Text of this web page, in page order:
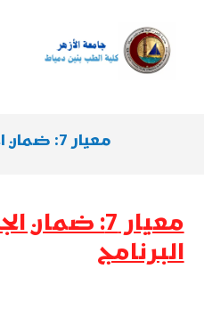
معيار 7: ضمان الجودة وتقييم البرنامج
معيار 7:
البرنامج